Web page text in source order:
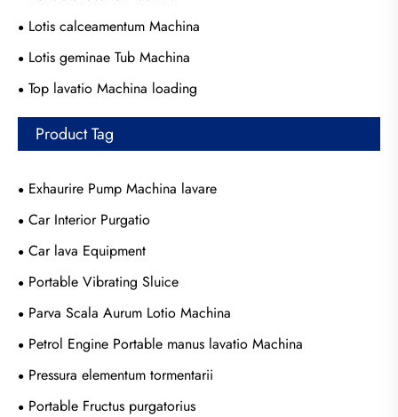
Lotis calceamentum Machina
Lotis geminae Tub Machina
Top lavatio Machina loading
Product Tag
Exhaurire Pump Machina lavare
Car Interior Purgatio
Car lava Equipment
Portable Vibrating Sluice
Parva Scala Aurum Lotio Machina
Petrol Engine Portable manus lavatio Machina
Pressura elementum tormentarii
Portable Fructus purgatorius